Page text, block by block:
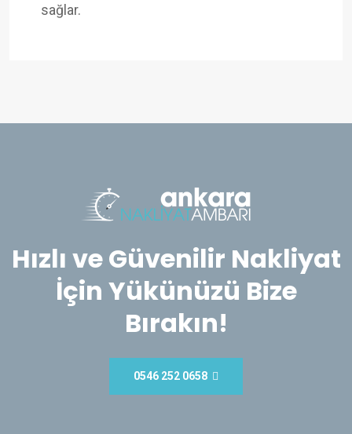
sağlar.
Hızlı ve Güvenilir Nakliyat
İçin Yükünüzü Bize
Bırakın!
0546 252 0658